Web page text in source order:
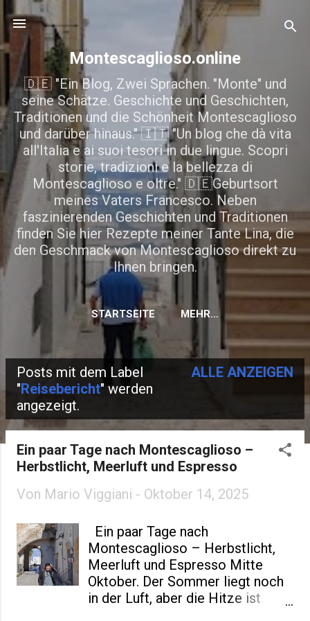
Direkt zum Hauptbereich
Montescaglioso.online
🇩🇪 "Ein Blog, Zwei Sprachen. "Monte" und
seine Schätze. Geschichte und Geschichten,
Traditionen und die Schönheit Montescaglioso
und darüber hinaus." 🇮🇹 "Un blog che dà vita
all'Italia e ai suoi tesori in due lingue. Scopri
storie, tradizioni e la bellezza di
Montescaglioso e oltre." 🇩🇪Geburtsort
meines Vaters Francesco. Neben
faszinierenden Geschichten und Traditionen
finden Sie hier Rezepte meiner Tante Lina, die
den Geschmack von Montescaglioso direkt zu
Ihnen bringen.
STARTSEITE MEHR…
P
s
Posts mit dem Label
"Reisebericht" werden
angezeigt.
ALLE ANZEIGEN
Ein paar Tage nach Montescaglioso –
Herbstlicht, Meerluft und Espresso
Von Mario Viggiani - Oktober 14, 2025
Ein paar Tage nach
Montescaglioso – Herbstlicht,
Meerluft und Espresso Mitte
Oktober. Der Sommer liegt noch
in der Luft, aber die Hitze ist